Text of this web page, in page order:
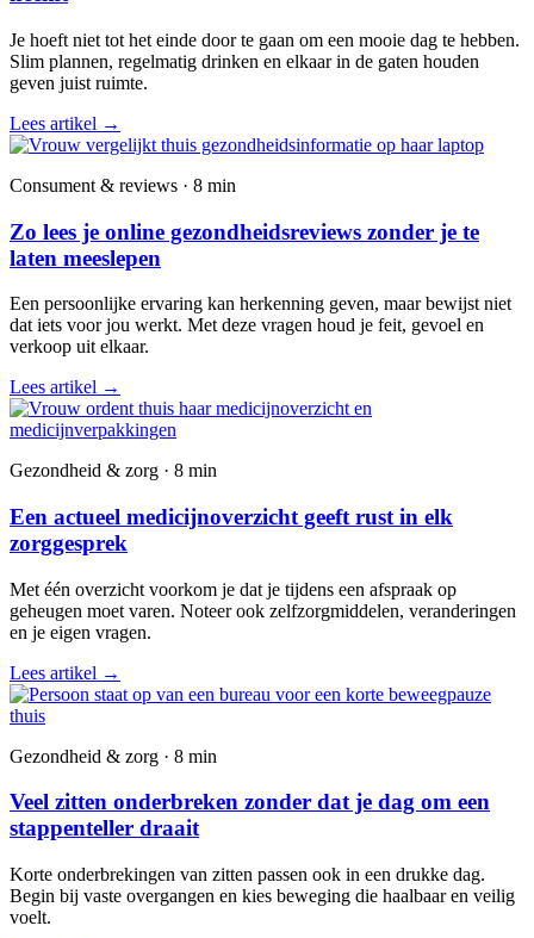
Je hoeft niet tot het einde door te gaan om een mooie dag te hebben.
Slim plannen, regelmatig drinken en elkaar in de gaten houden
geven juist ruimte.
Lees artikel →
Consument & reviews · 8 min
Zo lees je online gezondheidsreviews zonder je te
laten meeslepen
Een persoonlijke ervaring kan herkenning geven, maar bewijst niet
dat iets voor jou werkt. Met deze vragen houd je feit, gevoel en
verkoop uit elkaar.
Lees artikel →
Gezondheid & zorg · 8 min
Een actueel medicijnoverzicht geeft rust in elk
zorggesprek
Met één overzicht voorkom je dat je tijdens een afspraak op
geheugen moet varen. Noteer ook zelfzorgmiddelen, veranderingen
en je eigen vragen.
Lees artikel →
Gezondheid & zorg · 8 min
Veel zitten onderbreken zonder dat je dag om een
stappenteller draait
Korte onderbrekingen van zitten passen ook in een drukke dag.
Begin bij vaste overgangen en kies beweging die haalbaar en veilig
voelt.